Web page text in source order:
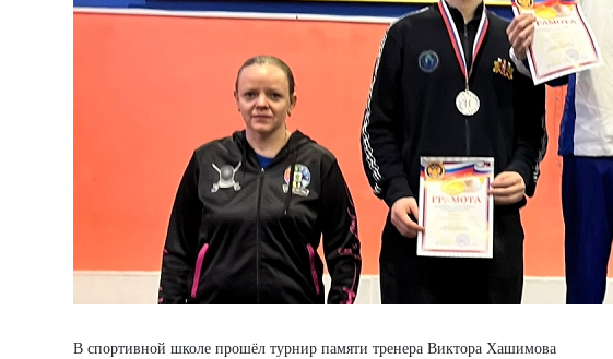
В спортивной школе прошёл турнир памяти тренера Виктора Хашимова